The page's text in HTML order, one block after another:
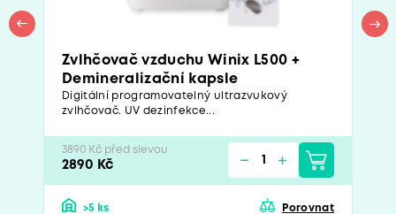
Zvlhčovač vzduchu Winix L500 +
Demineralizační kapsle
Digitální programovatelný ultrazvukový
zvlhčovač. UV dezinfekce...
3890 Kč před slevou
2890 Kč
>5 ks Porovnat